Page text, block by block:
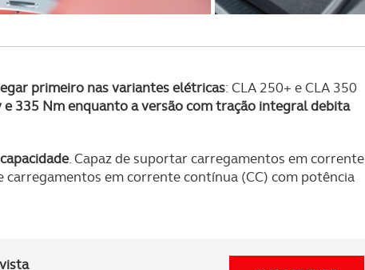
primeiro nas variantes elétricas: CLA 250+ e CLA 350
e 335 Nm enquanto a versão com tração integral debita
. Capaz de suportar carregamentos em corrente
carregamentos em corrente contínua (CC) com potência